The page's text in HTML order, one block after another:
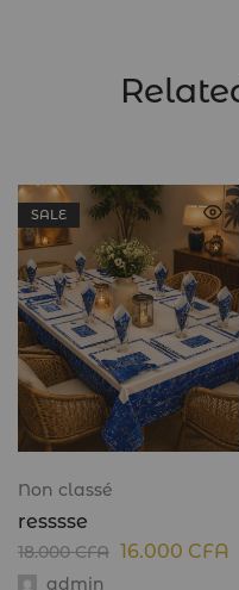
SALE
Non classé
resssse
18.000CFA 16.000 CFA
admin